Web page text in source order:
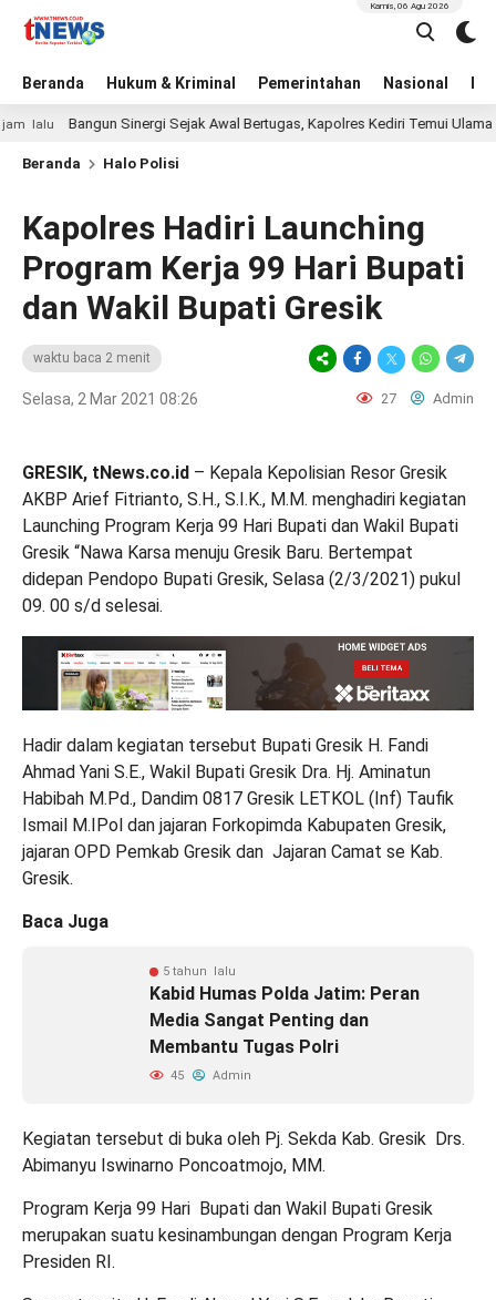
Beranda Hukum & Kriminal Pemerintahan Nasional
Kamis, 06 Agu 2026
Bangun Sinergi Sejak Awal Bertugas, Kapolres Kediri Temui Ulama dan
Beranda Halo Polisi
Kapolres Hadiri Launching
Program Kerja 99 Hari Bupati
dan Wakil Bupati Gresik
waktu baca 2 menit
Selasa, 2 Mar 2021 08:26 27 Admin
GRESIK, tNews.co.id – Kepala Kepolisian Resor Gresik
AKBP Arief Fitrianto, S.H., S.I.K., M.M. menghadiri kegiatan
Launching Program Kerja 99 Hari Bupati dan Wakil Bupati
Gresik “Nawa Karsa menuju Gresik Baru. Bertempat
didepan Pendopo Bupati Gresik, Selasa (2/3/2021) pukul
09. 00 s/d selesai.
Hadir dalam kegiatan tersebut Bupati Gresik H. Fandi
Ahmad Yani S.E., Wakil Bupati Gresik Dra. Hj. Aminatun
Habibah M.Pd., Dandim 0817 Gresik LETKOL (Inf) Taufik
Ismail M.IPol dan jajaran Forkopimda Kabupaten Gresik,
jajaran OPD Pemkab Gresik dan Jajaran Camat se Kab.
Gresik.
Baca Juga
5 tahun lalu
Kabid Humas Polda Jatim: Peran
Media Sangat Penting dan
Membantu Tugas Polri
45 Admin
Kegiatan tersebut di buka oleh Pj. Sekda Kab. Gresik Drs.
Abimanyu Iswinarno Poncoatmojo, MM.
Program Kerja 99 Hari Bupati dan Wakil Bupati Gresik
merupakan suatu kesinambungan dengan Program Kerja
Presiden RI.